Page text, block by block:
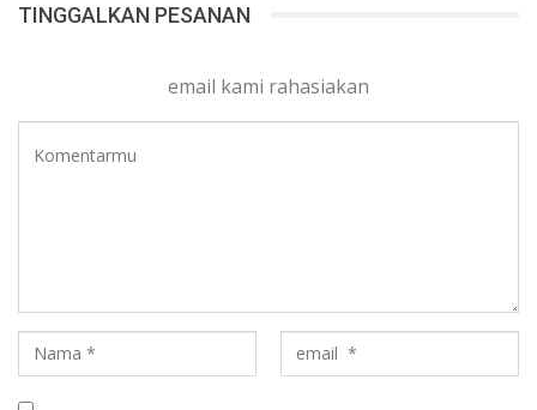
TINGGALKAN PESANAN
email kami rahasiakan